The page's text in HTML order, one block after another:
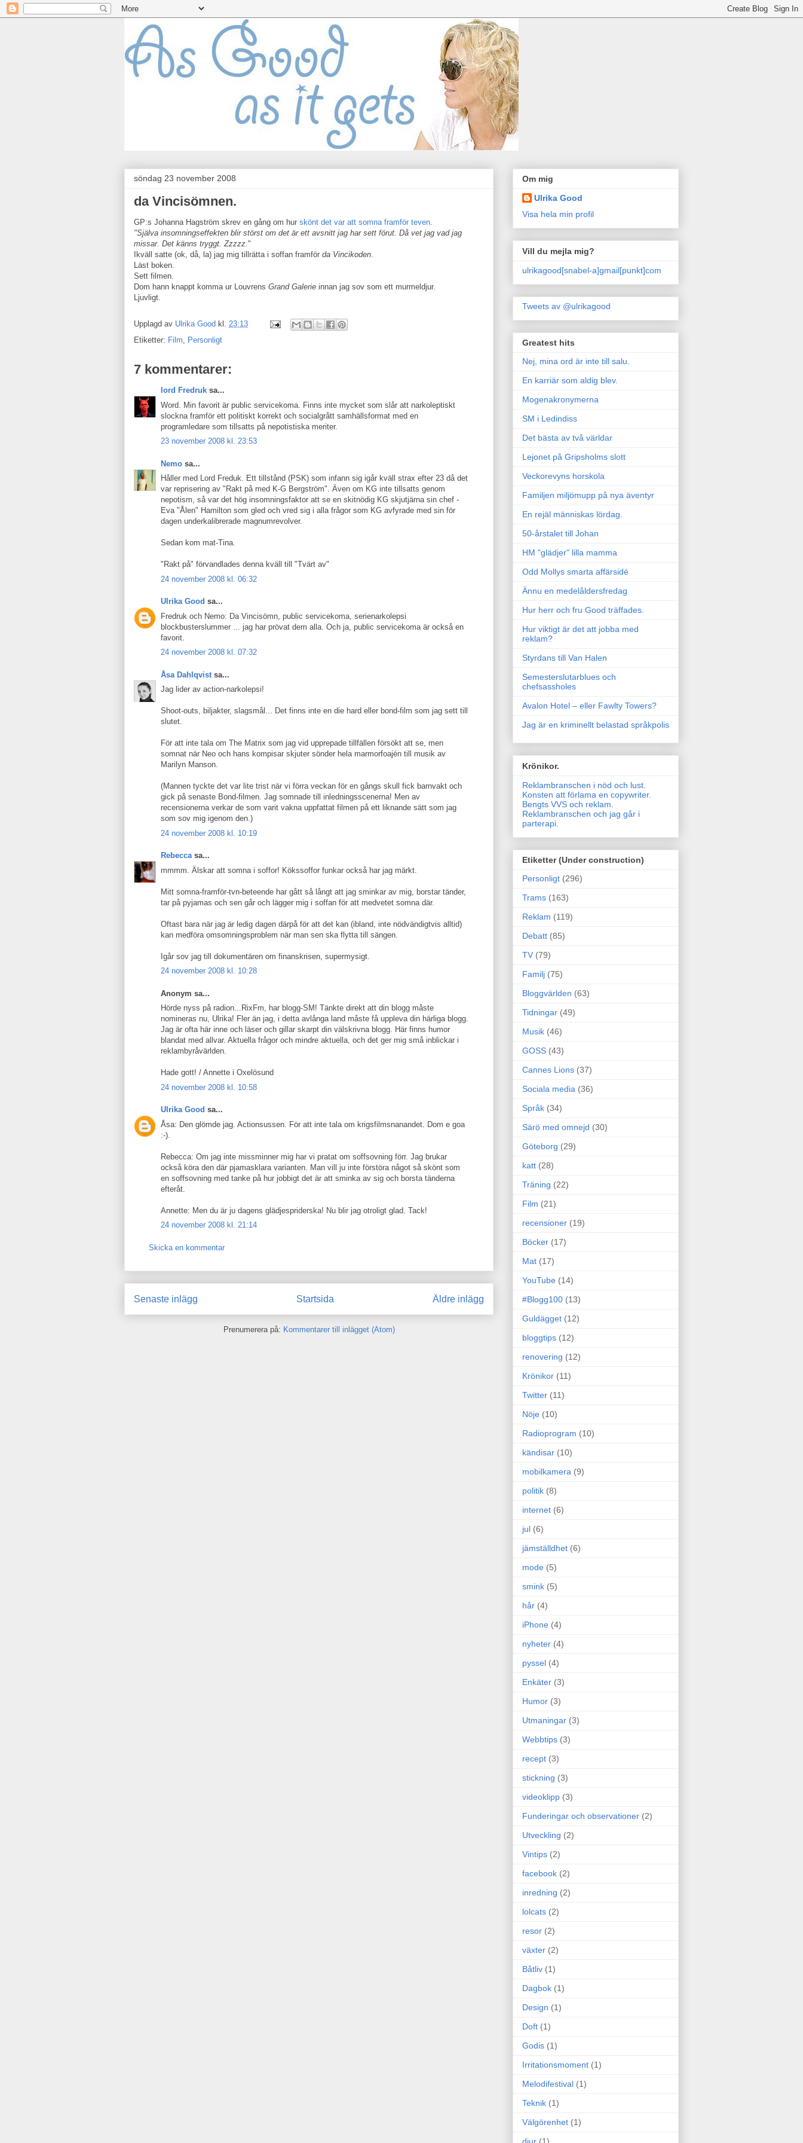
söndag 23 november 2008
da Vincisömnen.
GP:s Johanna Hagström skrev en gång om hur skönt det var att somna framför teven.
"Själva insomningseffekten blir störst om det är ett avsnitt jag har sett förut. Då vet jag vad jag
missar. Det känns tryggt. Zzzzz."
Ikväll satte (ok, då, la) jag mig tillrätta i soffan framför da Vincikoden.
Läst boken.
Sett filmen.
Dom hann knappt komma ur Louvrens Grand Galerie innan jag sov som ett murmeldjur.
Ljuvligt.
Upplagd av Ulrika Good kl. 23:13
Etiketter: Film, Personligt
7 kommentarer:
lord Fredruk sa...
Word. Min favorit är public servicekoma. Finns inte mycket som slår att narkoleptiskt
slockna framför ett politiskt korrekt och socialgrått samhällsformat med en
programledare som tillsatts på nepotistiska meriter.
23 november 2008 kl. 23:53
Nemo sa...
Håller med Lord Freduk. Ett tillstånd (PSK) som infann sig igår kväll strax efter 23 då det
var reprisering av "Rakt på med K-G Bergström". Även om KG inte tillsatts genom
nepotism, så var det hög insomningsfaktor att se en skitnödig KG skjutjärna sin chef -
Eva "Ålen" Hamilton som gled och vred sig i alla frågor som KG avfyrade med sin för
dagen underkalibrerade magnumrevolver.
Sedan kom mat-Tina.
"Rakt på" förvandlades denna kväll till "Tvärt av"
24 november 2008 kl. 06:32
Ulrika Good sa...
Fredruk och Nemo: Da Vincisömn, public servicekoma, serienarkolepsi
blockbusterslummer ... jag har prövat dem alla. Och ja, public servicekoma är också en
favorit.
24 november 2008 kl. 07:32
Åsa Dahlqvist sa...
Jag lider av action-narkolepsi!
Shoot-outs, biljakter, slagsmål... Det finns inte en die hard eller bond-film som jag sett till
slutet.
För att inte tala om The Matrix som jag vid upprepade tillfällen försökt att se, men
somnat när Neo och hans kompisar skjuter sönder hela marmorfoajén till musik av
Marilyn Manson.
(Mannen tyckte det var lite trist när vi förra veckan för en gångs skull fick barnvakt och
gick på senaste Bond-filmen. Jag somnade till inledningsscenerna! Men av
recensionerna verkar de som varit vakna uppfattat filmen på ett liknande sätt som jag
som sov mig igenom den.)
24 november 2008 kl. 10:19
Rebeccasa...
mmmm. Älskar att somna i soffor! Kökssoffor funkar också har jag märkt.
Mitt somna-framför-tvn-beteende har gått så långt att jag sminkar av mig, borstar tänder,
tar på pyjamas och sen går och lägger mig i soffan för att medvetet somna där.
Oftast bara när jag är ledig dagen därpå för att det kan (ibland, inte nödvändigtvis alltid)
kan medföra omsomningsproblem när man sen ska flytta till sängen.
Igår sov jag till dokumentären om finanskrisen, supermysigt.
24 november 2008 kl. 10:28
Anonym sa...
Hörde nyss på radion...RixFm, har blogg-SM! Tänkte direkt att din blogg måste
nomineras nu, Ulrika! Fler än jag, i detta avlånga land måste få uppleva din härliga blogg.
Jag är ofta här inne och läser och gillar skarpt din välskrivna blogg. Här finns humor
blandat med allvar. Aktuella frågor och mindre aktuella, och det ger mig små inblickar i
reklambyråvärlden.
Hade gott! / Annette i Oxelösund
24 november 2008 kl. 10:58
Ulrika Good sa...
Åsa: Den glömde jag. Actionsussen. För att inte tala om krigsfilmsnanandet. Dom e goa
:-).
Rebecca: Om jag inte missminner mig har vi pratat om soffsovning förr. Jag brukar
också köra den där pjamasklara varianten. Man vill ju inte förstöra något så skönt som
en soffsovning med tanke på hur jobbigt det är att sminka av sig och borsta tänderna
efteråt.
Annette: Men du är ju dagens glädjespriderska! Nu blir jag otroligt glad. Tack!
24 november 2008 kl. 21:14
Skicka en kommentar
Senaste inlägg Äldre inlägg
Startsida
Prenumerera på: Kommentarer till inlägget (Atom)
Om mig
Ulrika Good
Visa hela min profil
Vill du mejla mig?
ulrikagood[snabel-a]gmail[punkt]com
Tweets av @ulrikagood
Greatest hits
Nej, mina ord är inte till salu.
En karriär som aldig blev.
Mogenakronymerna
SM i Ledindiss
Det bästa av två världar
Lejonet på Gripsholms slott
Veckorevyns horskola
Familjen miljömupp på nya äventyr
En rejäl människas lördag.
50-årstalet till Johan
HM "glädjer" lilla mamma
Odd Mollys smarta affärsidé
Ännu en medelåldersfredag
Hur herr och fru Good träffades.
Hur viktigt är det att jobba med
reklam?
Styrdans till Van Halen
Semesterslutarblues och
chefsassholes
Avalon Hotel – eller Fawlty Towers?
Jag är en kriminellt belastad språkpolis
Krönikor.
Reklambranschen i nöd och lust.
Konsten att förlama en copywriter.
Bengts VVS och reklam.
Reklambranschen och jag går i
parterapi.
Etiketter (Under construction)
Personligt (296)
Trams (163)
Reklam (119)
Debatt (85)
TV (79)
Familj (75)
Bloggvärlden (63)
Tidningar (49)
Musik (46)
GOSS (43)
Cannes Lions (37)
Sociala media (36)
Språk (34)
Särö med omnejd (30)
Göteborg (29)
katt (28)
Träning (22)
Film (21)
recensioner (19)
Böcker (17)
Mat (17)
YouTube (14)
#Blogg100 (13)
Guldägget (12)
bloggtips (12)
renovering (12)
Krönikor (11)
Twitter (11)
Nöje (10)
Radioprogram (10)
kändisar (10)
mobilkamera (9)
politik (8)
internet (6)
jul (6)
jämställdhet (6)
mode (5)
smink (5)
hår (4)
iPhone (4)
nyheter (4)
pyssel (4)
Enkäter (3)
Humor (3)
Utmaningar (3)
Webbtips (3)
recept (3)
stickning (3)
videoklipp (3)
Funderingar och observationer (2)
Utveckling (2)
Vintips (2)
facebook (2)
inredning (2)
lolcats (2)
resor (2)
växter (2)
Båtliv (1)
Dagbok (1)
Design (1)
Doft (1)
Godis (1)
Irritationsmoment (1)
Melodifestival (1)
Teknik (1)
Välgörenhet (1)